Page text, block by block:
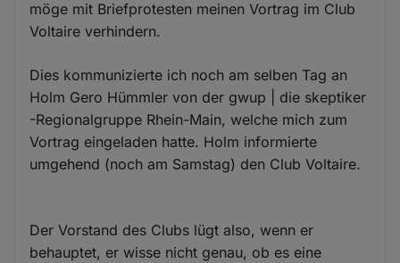
möge mit Briefprotesten meinen Vortrag im Club
Voltaire verhindern.
Dies kommunizierte ich noch am selben Tag an
Holm Gero Hümmler​ von der gwup | die skeptiker​
-Regionalgruppe Rhein-Main, welche mich zum
Vortrag eingeladen hatte. Holm informierte
umgehend (noch am Samstag) den Club Voltaire.
Der Vorstand des Clubs lügt also, wenn er
behauptet, er wisse nicht genau, ob es eine